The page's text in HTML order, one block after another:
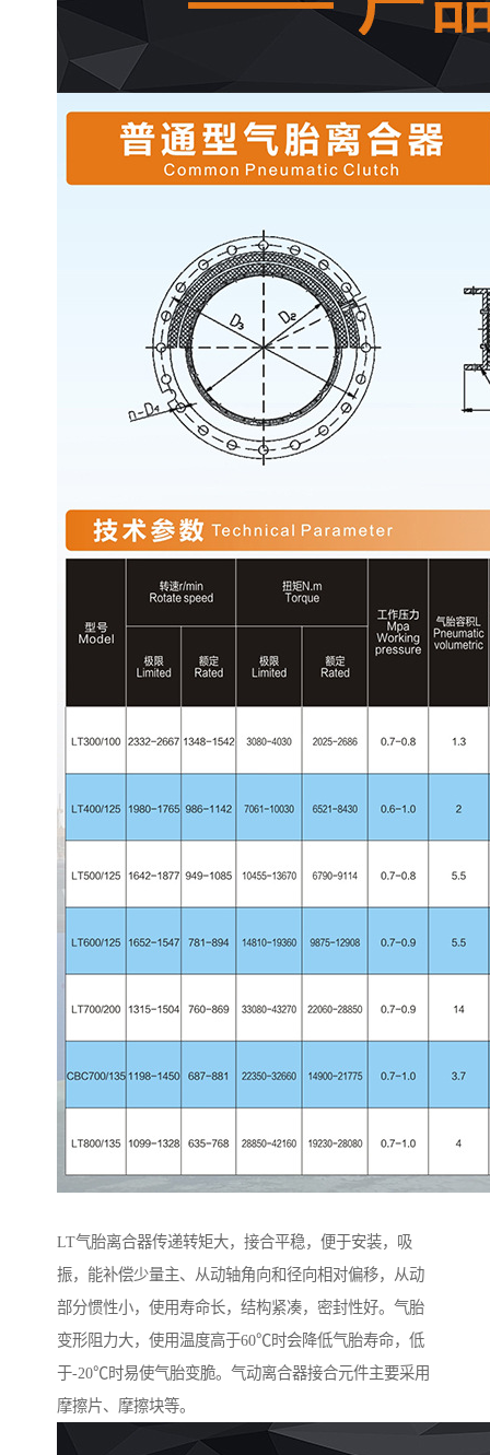
LT气胎离合器传递转矩大，接合平稳，便于安装，吸
振，能补偿少量主、从动轴角向和径向相对偏移，从动
部分惯性小，使用寿命长，结构紧凑，密封性好。气胎
变形阻力大，使用温度高于60℃时会降低气胎寿命，低
于-20℃时易使气胎变脆。气动离合器接合元件主要采用
摩擦片、摩擦块等。